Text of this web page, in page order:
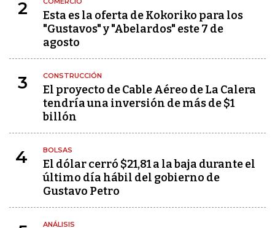
2
Esta es la oferta de Kokoriko para los
"Gustavos" y "Abelardos" este 7 de
agosto
3 CONSTRUCCIÓN
El proyecto de Cable Aéreo de La Calera
tendría una inversión de más de $1
billón
4 BOLSAS
El dólar cerró $21,81 a la baja durante el
último día hábil del gobierno de
Gustavo Petro
ANÁLISIS